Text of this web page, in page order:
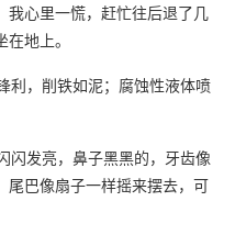
我心里一慌，赶忙往后退了几
在地上。
利，削铁如泥；腐蚀性液体喷
闪发亮，鼻子黑黑的，牙齿像
尾巴像扇子一样摇来摆去，可